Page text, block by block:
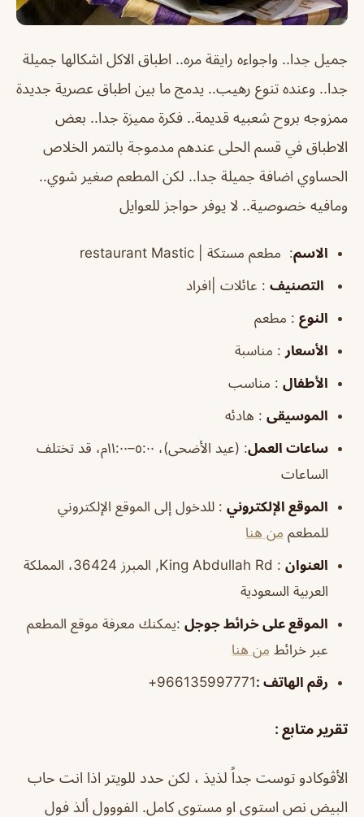
جميل جدا.. واجواءه رايقة مره.. اطباق الاكل اشكالها جميلة
جدا.. وعنده تنوع رهيب.. يدمج ما بين اطباق عصرية جديدة
ممزوجه بروح شعبيه قديمة.. فكرة مميزة جدا.. بعض
الاطباق في قسم الحلى عندهم مدموجة بالتمر الخلاص
الحساوي اضافة جميلة جدا.. لكن المطعم صغير شوي..
ومافيه خصوصية.. لا يوفر حواجز للعوايل
الاسم: مطعم مستكة
التصنيف : عائلات |افراد
النوع : مطعم
الأسعار : مناسبة
الأطفال : مناسب
الموسيقى : هادئه
ساعات العمل:
(عيد الأضحى)، ٥:٠٠–١١:٠٠م، قد تختلف
الساعات
الموقع الإلكتروني : للدخول إلى الموقع الإلكتروني
للمطعم من هنا
العنوان
: King Abdullah Rd, المبرز 36424، المملكة
العربية السعودية
الموقع على خرائط جوجل :يمكنك معرفة موقع المطعم
عبر خرائط من هنا
رقم الهاتف :
966135997771+
تقرير متابع :
الأڤوكادو توست جداً لذيذ ، لكن حدد للويتر اذا انت حاب
البيض نص استوى او مستوي كامل. الفووول ألذ فول